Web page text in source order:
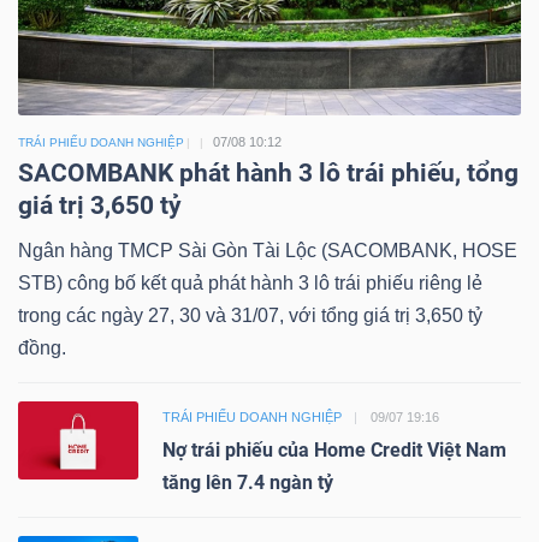
TRÁI PHIẾU DOANH NGHIỆP 07/08 10:12
SACOMBANK phát hành 3 lô trái phiếu, tổng
giá trị 3,650 tỷ
Ngân hàng TMCP Sài Gòn Tài Lộc (SACOMBANK, HOSE
STB) công bố kết quả phát hành 3 lô trái phiếu riêng lẻ
trong các ngày 27, 30 và 31/07, với tổng giá trị 3,650 tỷ
đồng.
TRÁI PHIẾU DOANH NGHIỆP 09/07 19:16
Nợ trái phiếu của Home Credit Việt Nam
tăng lên 7.4 ngàn tỷ